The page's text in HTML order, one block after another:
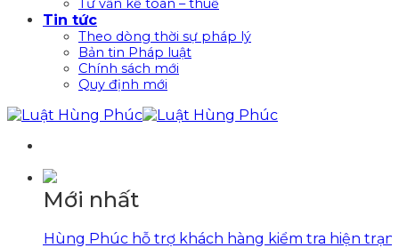
Tư vấn kế toán – thuế
Tin tức
Theo dòng thời sự pháp lý
Bản tin Pháp luật
Chính sách mới
Quy định mới
Mới nhất
Hùng Phúc hỗ trợ khách hàng kiểm tra hiện trạng,